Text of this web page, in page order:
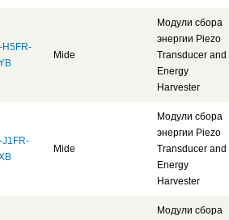
H5FR-
Mide
Модули сбора
энергии Piezo
Transducer and
Energy
Harvester
J1FR-
Mide
Модули сбора
энергии Piezo
Transducer and
Energy
Harvester
Модули сбора